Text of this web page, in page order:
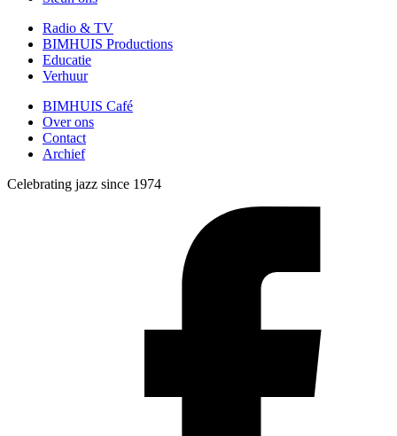
Radio & TV
BIMHUIS Productions
Educatie
Verhuur
BIMHUIS Café
Over ons
Contact
Archief
Celebrating jazz since 1974